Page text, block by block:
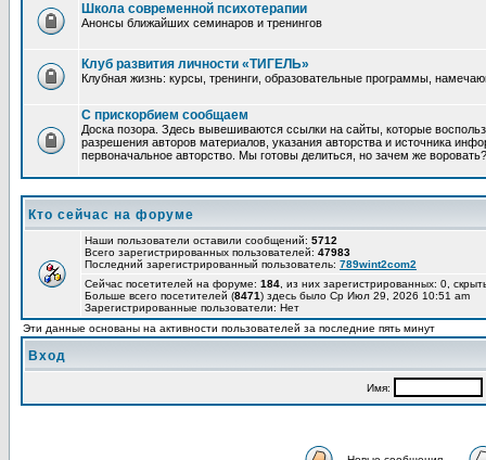
Школа современной психотерапии
Анонсы ближайших семинаров и тренингов
Клуб развития личности «ТИГЕЛЬ»
Клубная жизнь: курсы, тренинги, образовательные программы,
С прискорбием сообщаем
Доска позора. Здесь вывешиваются ссылки на сайты, которые
разрешения авторов материалов, указания авторства и источника
первоначальное авторство. Мы готовы делиться, но зачем же воровать?
Кто сейчас на форуме
Наши пользователи оставили сообщений: 5712
Всего зарегистрированных пользователей: 47983
Последний зарегистрированный пользователь: 789wint2com2
Сейчас посетителей на форуме: 184 , из них зарегистрированных: 0,
Больше всего посетителей (8471) здесь было Ср Июл 29, 2026 10:51 am
Зарегистрированные пользователи: Нет
Эти данные основаны на активности пользователей за последние пять минут
Вход
Имя: